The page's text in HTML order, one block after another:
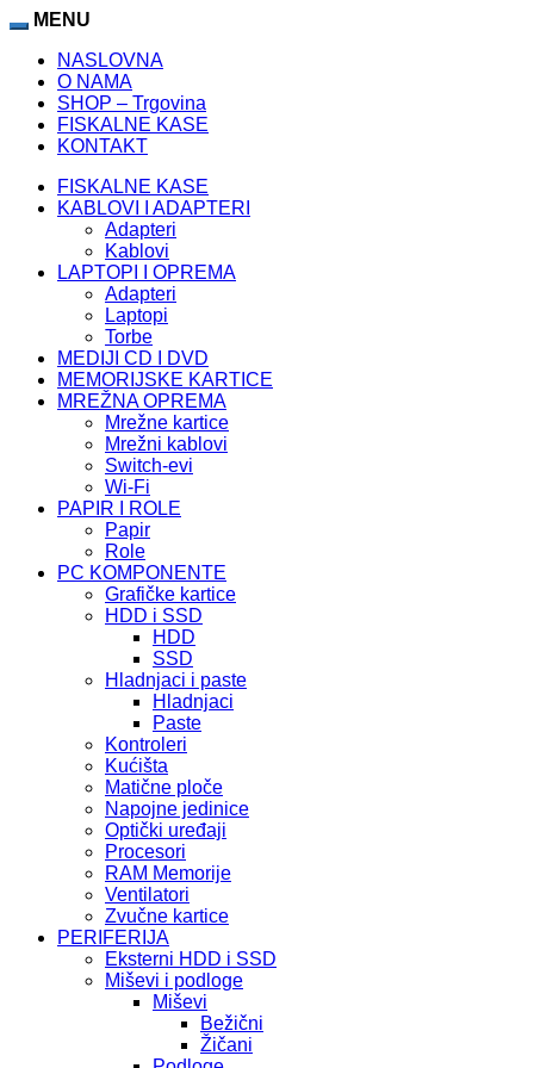
MENU
NASLOVNA
O NAMA
SHOP – Trgovina
FISKALNE KASE
KONTAKT
FISKALNE KASE
KABLOVI I ADAPTERI
Adapteri
Kablovi
LAPTOPI I OPREMA
Adapteri
Laptopi
Torbe
MEDIJI CD I DVD
MEMORIJSKE KARTICE
MREŽNA OPREMA
Mrežne kartice
Mrežni kablovi
Switch-evi
Wi-Fi
PAPIR I ROLE
Papir
Role
PC KOMPONENTE
Grafičke kartice
HDD i SSD
HDD
SSD
Hladnjaci i paste
Hladnjaci
Paste
Kontroleri
Kućišta
Matične ploče
Napojne jedinice
Optički uređaji
Procesori
RAM Memorije
Ventilatori
Zvučne kartice
PERIFERIJA
Eksterni HDD i SSD
Miševi i podloge
Miševi
Bežični
Žičani